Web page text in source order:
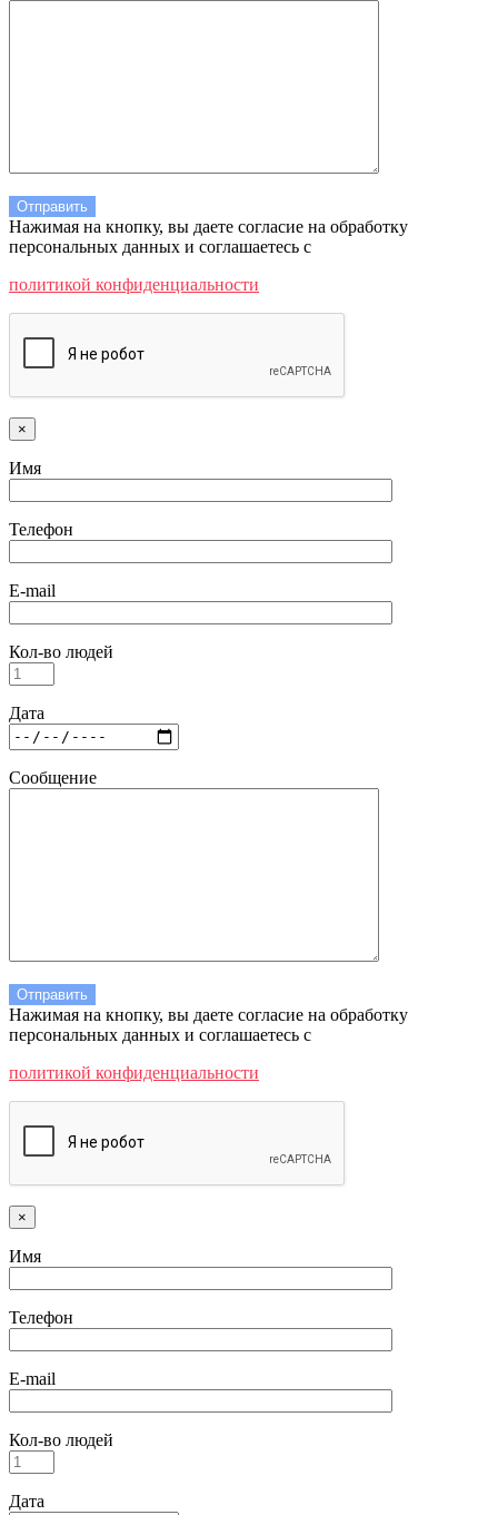
Нажимая на кнопку, вы даете согласие на обработку
персональных данных и соглашаетесь c
политикой конфиденциальности
×
Имя
Телефон
E-mail
Кол-во людей
Дата
Сообщение
Нажимая на кнопку, вы даете согласие на обработку
персональных данных и соглашаетесь c
политикой конфиденциальности
×
Имя
Телефон
E-mail
Кол-во людей
Дата